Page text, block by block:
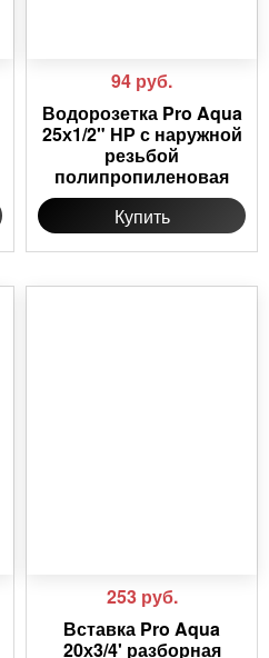
94 руб.
Водорозетка Pro Aqua
25х1/2" НР с наружной
резьбой
полипропиленовая
Купить
253 руб.
Вставка Pro Aqua
20х3/4' разборная